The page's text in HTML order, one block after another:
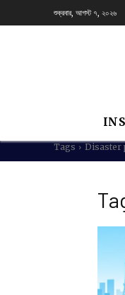
শুক্রবার, আগস্ট ৭, ২০২৬
Tags Disaster